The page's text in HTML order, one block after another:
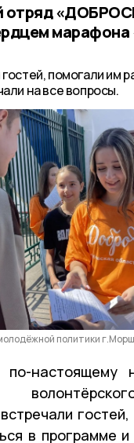
отряд
марафона
помогали им
на все вопросы.
политики
настоящему
гостей,
в программе